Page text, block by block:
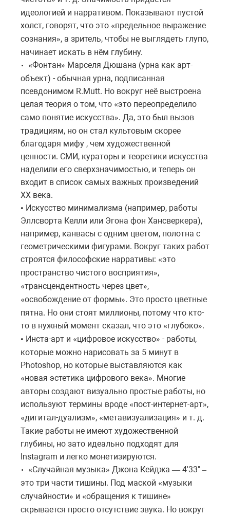
идеологией и нарративом. Показывают пустой
холст, говорят, что это «предельное выражение
сознания», а зритель, чтобы не выглядеть глупо,
начинает искать в нём глубину.
• «Фонтан» Марселя Дюшана (урна как арт-
объект) - обычная урна, подписанная
псевдонимом R.Mutt. Но вокруг неё выстроена
целая теория о том, что «это переопределило
само понятие искусства». Да, это был вызов
традициям, но он стал культовым скорее
благодаря мифу , чем художественной
ценности. СМИ, кураторы и теоретики искусства
наделили его сверхзначимостью, и теперь он
входит в список самых важных произведений
XX века.
• Искусство минимализма (например, работы
Эллсворта Келли или Эгона фон Хансверкера),
например, канвасы с одним цветом, полотна с
геометрическими фигурами. Вокруг таких работ
строятся философские нарративы: «это
пространство чистого восприятия»,
«трансцендентность через цвет»,
«освобождение от формы». Это просто цветные
пятна. Но они стоят миллионы, потому что кто-
то в нужный момент сказал, что это «глубоко».
• Инста-арт и «цифровое искусство» - работы,
которые можно нарисовать за 5 минут в
Photoshop, но которые выставляются как
«новая эстетика цифрового века». Многие
авторы создают визуально простые работы, но
используют термины вроде «пост-интернет-арт»,
«дигитал-дуализм», «метавизуализация» и т. д.
Такие работы не имеют художественной
глубины, но зато идеально подходят для
Instagram и легко монетизируются.
• «Случайная музыка» Джона Кейджа — 4'33" –
это три части тишины. Под маской «музыки
случайности» и «обращения к тишине»
скрывается просто отсутствие звука. Но вокруг